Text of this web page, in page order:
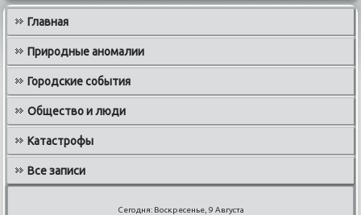
Главная
Природные аномалии
Городские события
Общество и люди
Катастрофы
Все записи
Сегодня: Воскресенье, 9 Августа